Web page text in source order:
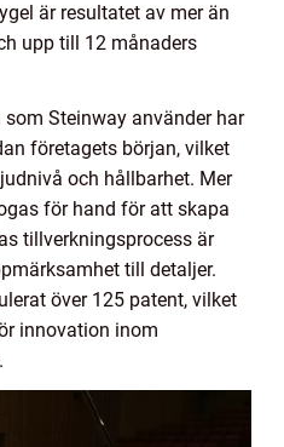
är resultatet av mer än
upp till 12 månaders
Steinway använder har
företagets början, vilket
och hållbarhet. Mer
för hand för att skapa
tillverkningsprocess är
till detaljer.
över 125 patent, vilket
innovation inom